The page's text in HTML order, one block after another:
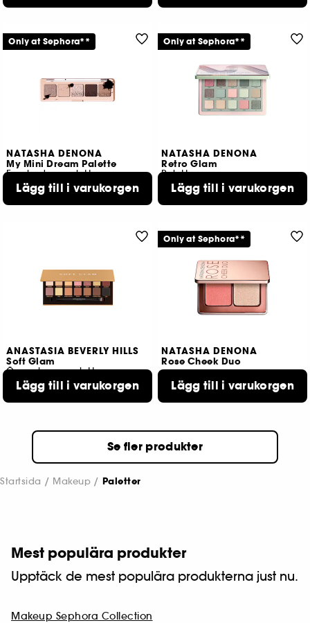
NATASHA DENONA
My Mini Dream Palette
Eyeshadow palette
202
Lägg till i varukorgen
Only at Sephora**
NATASHA DENONA
Retro Glam
Palette
302
Lägg till i varukorgen
Only at Sephora**
ANASTASIA BEVERLY HILLS
Soft Glam
Ögonskuggspalett
4536
Lägg till i varukorgen
NATASHA DENONA
Rose Cheek Duo
69
229,00 KR
Lägg till i varukorgen
Only at Sephora**
Se fler produkter
Startsida Makeup Paletter
Mest populära produkter
Upptäck de mest populära produkterna just nu.
Makeup Sephora Collection